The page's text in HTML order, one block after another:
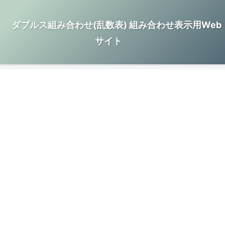
ダブルス組み合わせ(乱数表) 組み合わせ表示用Web
サイト